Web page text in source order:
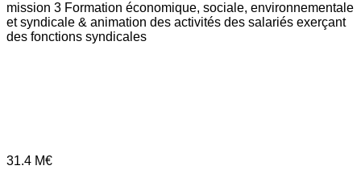
mission 3 Formation économique, sociale, environnementale
et syndicale & animation des activités des salariés exerçant
des fonctions syndicales
31.4 M€